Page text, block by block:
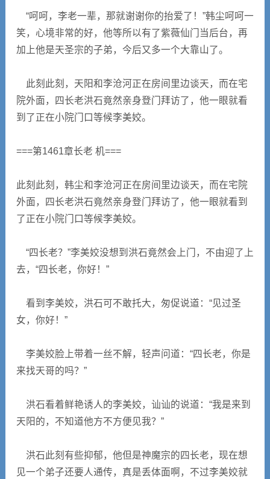
“呵呵，李老一辈，那就谢谢你的抬爱了！”韩尘呵呵一
笑，心境非常的好，他等所以有了紫薇仙门当后台，再
加上他是天圣宗的子弟，今后又多一个大靠山了。
此刻此刻，天阳和李沧河正在房间里边谈天，而在宅
院外面，四长老洪石竟然亲身登门拜访了，他一眼就看
到了正在小院门口等候李美姣。
===第1461章长老 机===
此刻此刻，韩尘和李沧河正在房间里边谈天，而在宅院
外面，四长老洪石竟然亲身登门拜访了，他一眼就看到
了正在小院门口等候李美姣。
“四长老？”李美姣没想到洪石竟然会上门，不由迎了上
去，“四长老，你好！”
看到李美姣，洪石可不敢托大，匆促说道：“见过圣
女，你好！”
李美姣脸上带着一丝不解，轻声问道：“四长老，你是
来找天哥的吗？”
洪石看着鲜艳诱人的李美姣，讪讪的说道：“我是来到
天阳的，不知道他方不方便见我？”
洪石此刻有些抑郁，他但是神魔宗的四长老，现在想
见一个弟子还要人通传，真是丢体面啊，不过李美姣就